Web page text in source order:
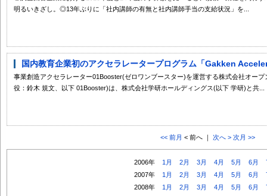
明るいきざし。◎13年ぶりに「社内講師の有無と社内講師手当の支給状況」を...
国内教育企業初のアクセラレータープログラム「Gakken
事業創造アクセラレーター01Booster(ゼロワンブースター)を運営する株式会社オー
役：鈴木 規文、以下 01Booster)は、株式会社学研ホールディングス(以下 学研)と共...
<< 前月 < 前へ ｜ 次へ > 次月 >>
2006年 1月 2月 3月 4月 5月 6月
2007年
1月 2月 3月 4月 5月 6月
2008年
1月 2月 3月 4月 5月 6月